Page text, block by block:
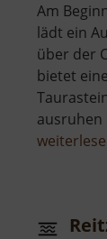
Am
lädt ein
über der
bietet
ausruhen